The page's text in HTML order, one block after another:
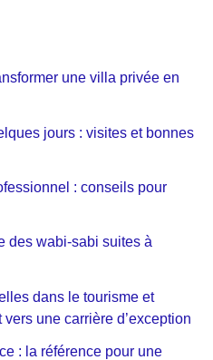
une villa privée en
jours : visites et bonnes
: conseils pour
des wabi-sabi suites à
dans le tourisme et
une carrière d’exception
: la référence pour une